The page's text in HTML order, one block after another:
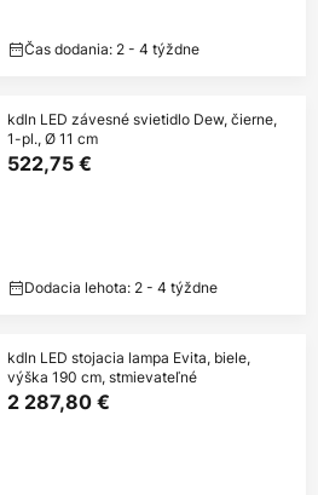
Čas dodania: 2 - 4 týždne
kdln LED závesné svietidlo Dew, čierne,
1-pl., Ø 11 cm
522,75 €
Dodacia lehota: 2 - 4 týždne
kdln LED stojacia lampa Evita, biele,
výška 190 cm, stmievateľné
2 287,80 €